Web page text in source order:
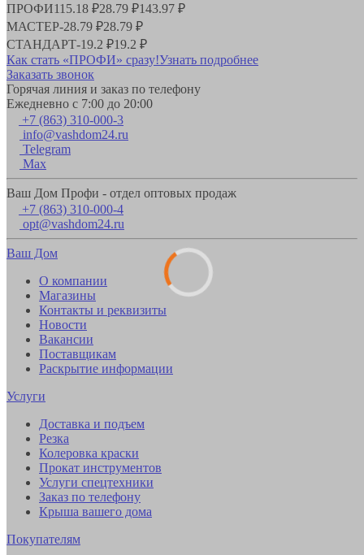
ПРОФИ115.18 ₽28.79 ₽143.97 ₽
МАСТЕР-28.79 ₽28.79 ₽
СТАНДАРТ-19.2 ₽19.2 ₽
Как стать «ПРОФИ» сразу!Узнать подробнее
Заказать звонок
Горячая линия и заказ по телефону
Ежедневно с 7:00 до 20:00
+7 (863) 310-000-3
info@vashdom24.ru
Telegram
Max
Ваш Дом Профи - отдел оптовых продаж
+7 (863) 310-000-4
opt@vashdom24.ru
Ваш Дом
О компании
Магазины
Контакты и реквизиты
Новости
Вакансии
Поставщикам
Раскрытие информации
Услуги
Доставка и подъем
Резка
Колеровка краски
Прокат инструментов
Услуги спецтехники
Заказ по телефону
Крыша вашего дома
Покупателям